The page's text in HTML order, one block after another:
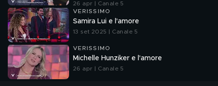
26 apr | Canale 5
VERISSIMO
Samira Lui e l'amore
13 set 2025 | Canale 5
VERISSIMO
Michelle Hunziker e l'amore
26 apr | Canale 5